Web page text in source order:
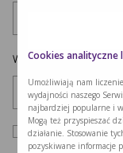
Witryna internetowa
Cookies analityczne
Umożliwiają nam
wydajności naszego
najbardziej popularne i
Mogą też przyspieszać
działanie. Stosowanie
pozyskiwane informacje